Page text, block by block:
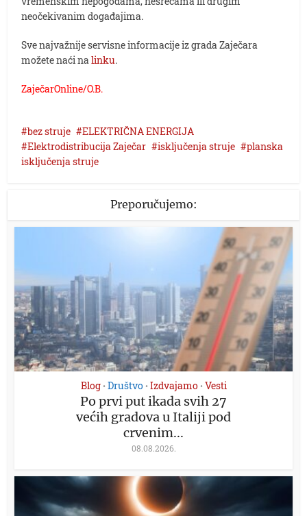
neočekivanim događajima.
Sve najvažnije servisne informacije iz grada Zaječara
možete naći nalinku.
ZaječarOnline/O.B.
bez struje
ELEKTRIČNA ENERGIJA
Elektrodistribucija Zaječar
isključenja struje
planska
isključenja struje
Preporučujemo:
Blog • Društvo • Izdvajamo • Vesti
Po prvi put ikada svih 27
većih gradova u Italiji pod
crvenim...
08.08.2026.